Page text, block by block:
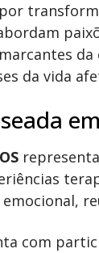
da vida
com